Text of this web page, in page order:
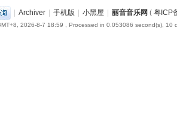
| Archiver | 手机版 | 小黑屋 | 丽音音乐网 ( 粤ICP
2026-8-7 18:59 , Processed in 0.053086 second(s), 10